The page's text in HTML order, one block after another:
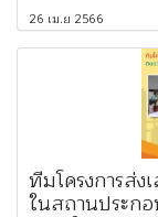
26 เม.ย 2566
ทีมโครงการส่ง
ในสถานประก